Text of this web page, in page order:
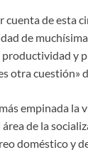
cuenta de esta
de
y
otra cuestión»
empinada la
de la
doméstico y